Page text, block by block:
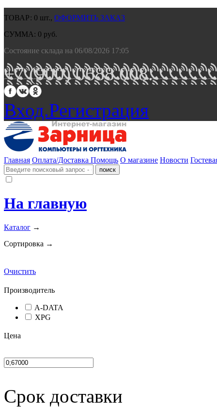
ТОВАР: 0 шт., ОФОРМИТЬ ЗАКАЗ
СУММА: 0 руб.
Состояние склада на 06/08/2026 17:05
+7 (900) 0688 008.
Вход.Регистрация
Главная Оплата/Доставка Помощь О магазине Новости
На главную
Каталог →
Сортировка →
Очистить
Производитель
A-DATA
XPG
Цена
Срок доставки